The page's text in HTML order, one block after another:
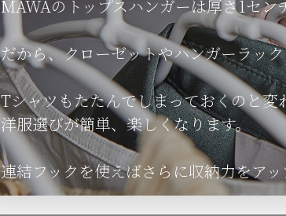
MAWAのトップスハンガーは厚さ1セ
だから、クローゼットやハンガーラッ
Tシャツもたたんでしまっておくのと変
洋服選びが簡単、楽しくなります。
連結フックを使えばさらに収納力をアッ